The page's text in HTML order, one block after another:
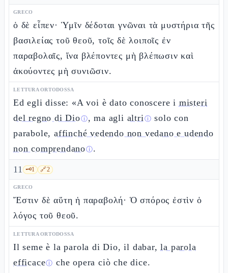
GRECO
ὁ δὲ εἶπεν· Ὑμῖν δέδοται γνῶναι τὰ μυστήρια τῆς
βασιλείας τοῦ θεοῦ, τοῖς δὲ λοιποῖς ἐν
παραβολαῖς, ἵνα βλέποντες μὴ βλέπωσιν καὶ
ἀκούοντες μὴ συνιῶσιν.
LETTURA ORTODOSSA
Ed egli disse: «A voi è dato conoscere i misteri
del regno di Dioⓘ, ma agli altriⓘ solo con
parabole,affinché vedendo non vedano e udendo
non comprendanoⓘ.
11 🗝️1 🔗2
GRECO
Ἔστιν δὲ αὕτη ἡ παραβολή· Ὁ σπόρος ἐστὶν ὁ
λόγος τοῦ θεοῦ.
LETTURA ORTODOSSA
Il seme è la parola di Dio, il dabar,la parola
efficaceⓘ che opera ciò che dice.